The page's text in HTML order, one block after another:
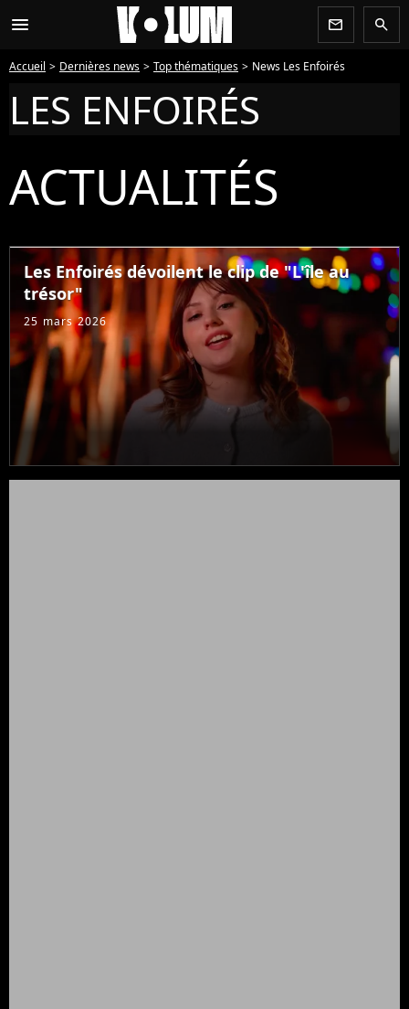
menu newsletter search
Accueil Dernières news Top thématiques News Les Enfoirés
LES ENFOIRÉS
ACTUALITÉS
Les Enfoirés dévoilent le clip de "L'île au
trésor"
25 mars 2026